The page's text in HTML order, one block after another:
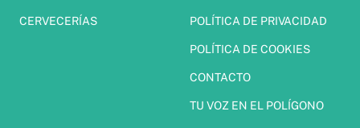
CERVECERÍAS POLÍTICA DE PRIVACIDAD
POLÍTICA DE COOKIES
CONTACTO
TU VOZ EN EL POLÍGONO